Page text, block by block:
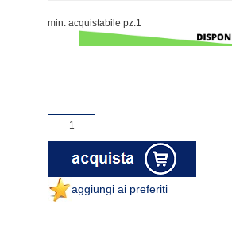
min. acquistabile pz.1
aggiungi ai preferiti